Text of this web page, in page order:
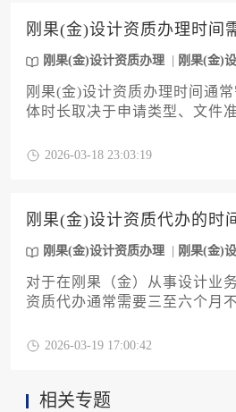
刚果(金)设计资质办理时间
刚果(金)设计资质办理 刚果(金)
刚果(金)设计资质办理时间通
体时长取决于申请类型、文件
对于计划在刚果(金)开展工程设
2026-03-18 23:03:19
刚果(金)设计资质代办的时
刚果(金)设计资质办理 刚果(金)
对于在刚果（金）从事设计业
资质代办通常需要三至六个月
地合作伙伴效率等多重因素的
2026-03-19 17:00:42
相关专题